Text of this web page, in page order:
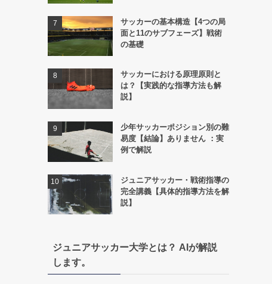
サッカーの基本構造【4つの局
面と11のサブフェーズ】戦術
の基礎
サッカーにおける原理原則と
は？【実践的な指導方法も解
説】
少年サッカーポジション別の難
易度【結論】ありません ：実
例で解説
ジュニアサッカー・戦術指導の
完全講義【具体的指導方法を解
説】
ジュニアサッカー大学とは？ AIが解説
します。